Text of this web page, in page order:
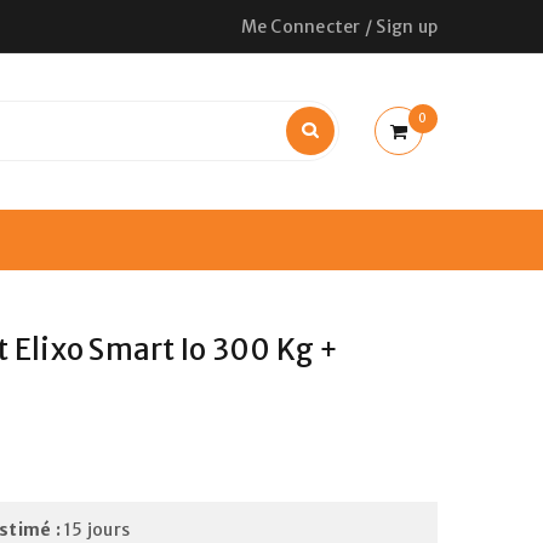
Me Connecter / Sign up
0
Elixo Smart Io 300 Kg +
:15 jours